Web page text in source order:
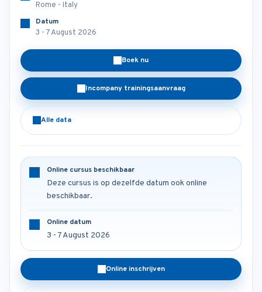
Rome - Italy
Datum
3 - 7 August 2026
Boek nu
Incompany trainingsaanvraag
Alle data
Online cursus beschikbaar
Deze cursus is op dezelfde datum ook online
beschikbaar.
Online datum
3 - 7 August 2026
Online inschrijven